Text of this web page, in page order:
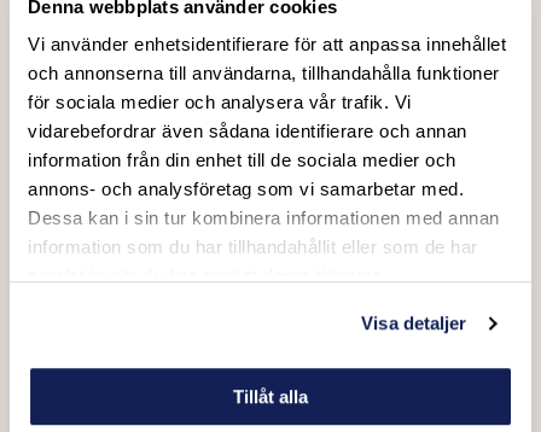
Denna webbplats använder cookies
Vi använder enhetsidentifierare för att anpassa innehållet
och annonserna till användarna, tillhandahålla funktioner
för sociala medier och analysera vår trafik. Vi
vidarebefordrar även sådana identifierare och annan
information från din enhet till de sociala medier och
annons- och analysföretag som vi samarbetar med.
Dessa kan i sin tur kombinera informationen med annan
information som du har tillhandahållit eller som de har
Visa detaljer
Tillåt alla
Vad vill du boka?
Endast biljetter / evenemang (Exempel: matchbiljett,
konsertbiljett, festivalpass)
Evenemang + Hotell (Paketresa med boende)
Företagsevent & Aktiviteter (Exempel: sommarfest, julfest,
kickoff, teamaktiviteter mm.)
Skräddarsytt paket / Företags- & Gruppresa (Inkl.